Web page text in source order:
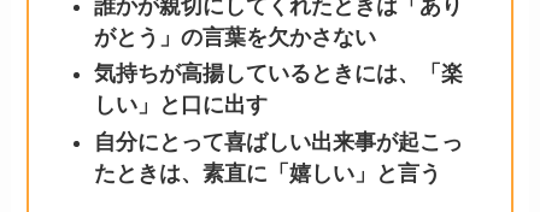
誰かが親切にしてくれたときは「あり
がとう」の言葉を欠かさない
気持ちが高揚しているときには、「楽
しい」と口に出す
自分にとって喜ばしい出来事が起こっ
たときは、素直に「嬉しい」と言う